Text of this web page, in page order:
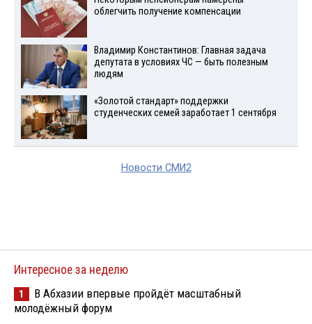
облегчить получение компенсации
Владимир Константинов: Главная задача
депутата в условиях ЧС — быть полезным
людям
«Золотой стандарт» поддержки
студенческих семей заработает 1 сентября
Новости СМИ2
Интересное за неделю
1
В Абхазии впервые пройдёт масштабный
молодёжный форум